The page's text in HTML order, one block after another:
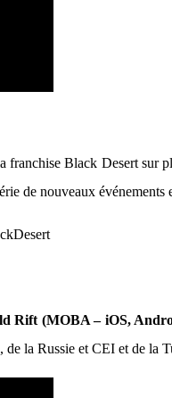
Black Desert
de nouveaux événements
Rift (MOBA – iOS,
la Russie et CEI et de